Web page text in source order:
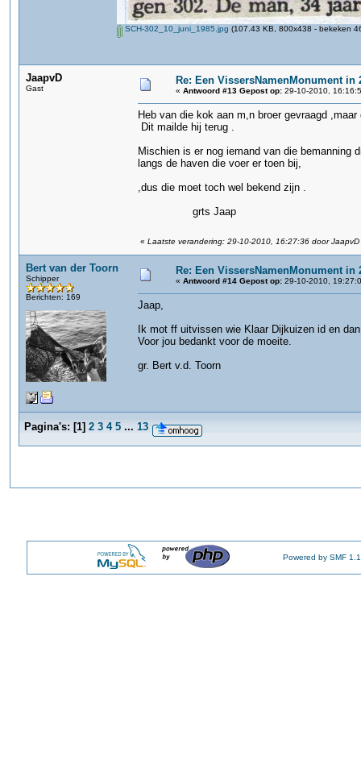
SCH-302_10_juni_1985.jpg (107.43 KB, 800x438 - bekeken
JaapvD
Gast
Re: Een VissersNamenMonument in
« Antwoord #13 Gepost op: 29-10-2010,
Heb van die kok aan m,n broer gevraagd
Dit mailde hij terug .
Mischien is er nog iemand van die
langs de haven die voer er toen bij,
,dus die moet toch wel bekend zijn .
grts Jaap
« Laatste verandering: 29-10-2010, 16:27:36 door JaapvD
Bert van der Toorn
Schipper
Berichten: 169
Re: Een VissersNamenMonument in
« Antwoord #14 Gepost op: 29-10-2010,
Jaap,
Ik mot ff uitvissen wie Klaar Dijkuizen id en
Voor jou bedankt voor de moeite.
gr. Bert v.d. Toorn
Pagina's: [1] 2 3 4 5 ... 13
Powered by SMF